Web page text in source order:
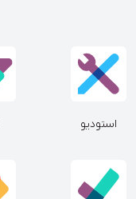
استودیو